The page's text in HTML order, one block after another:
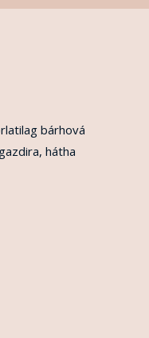
bárhová
hátha